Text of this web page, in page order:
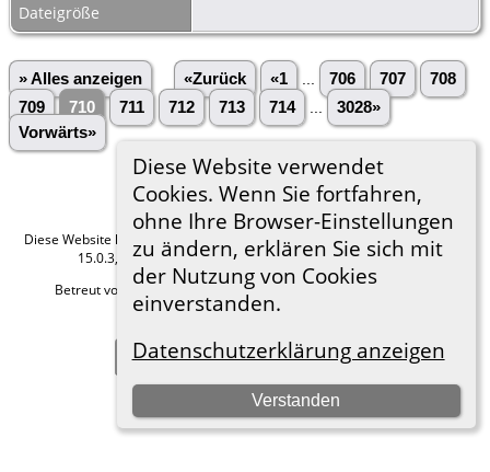
Diese Website verwendet
Cookies. Wenn Sie fortfahren,
ohne Ihre Browser-Einstellungen
zu ändern, erklären Sie sich mit
der Nutzung von Cookies
einverstanden.
Datenschutzerklärung anzeigen
Verstanden
Dateigröße
» Alles anzeigen «Zurück «1 706 707
708
709
710 711 712 713 714
3028»
Vorwärts»
Diese Website läuft mitThe Next Generation of Genealogy Sitebuilding
15.0.3, programmiert von Darrin Lythgoe © 2001-2026.
Betreut von
Roland zu Dortmund e.V.. | Datenschutzerklärung
Zur Desktop-Webseite wechseln